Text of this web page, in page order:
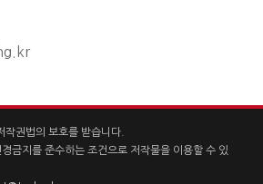
권법의 보호를 받습니다.
금지를 준수하는 조건으로 저작물을 이용할 수 있